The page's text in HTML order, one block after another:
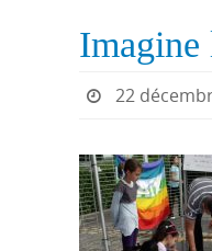
Imagine
22